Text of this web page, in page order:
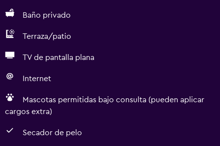
Baño privado
Terraza/patio
TV de pantalla plana
Internet
Mascotas permitidas bajo consulta (pueden aplicar
cargos extra)
Secador de pelo